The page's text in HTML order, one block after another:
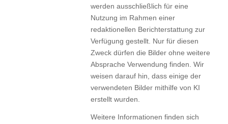
werden ausschließlich für eine
Nutzung im Rahmen einer
redaktionellen Berichterstattung zur
Verfügung gestellt. Nur für diesen
Zweck dürfen die Bilder ohne weitere
Absprache Verwendung finden. Wir
weisen darauf hin, dass einige der
verwendeten Bilder mithilfe von KI
erstellt wurden.
Weitere Informationen finden sich